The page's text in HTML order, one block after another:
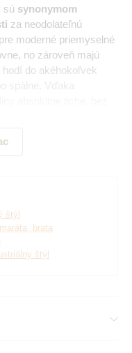
sú synonymom
za neodolateľnú
moderné priemyselné
no zároveň majú
hodí do akéhokoľvek
spálne. Vďaka
interiéru
z dreva
štýl
brata
štýl